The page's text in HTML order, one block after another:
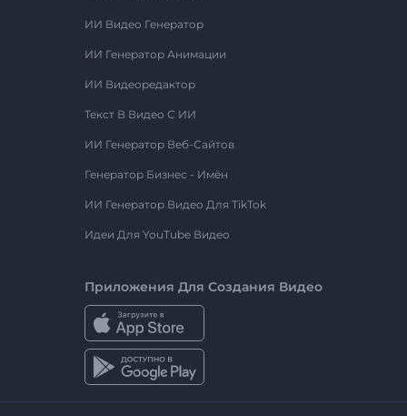
ИИ Видео Генератор
ИИ Генератор Анимации
ИИ Видеоредактор
Текст В Видео С ИИ
ИИ Генератор Веб-Сайтов
Генератор Бизнес - Имён
ИИ Генератор Видео Для TikTok
Идеи Для YouTube Видео
Приложения Для Создания Видео